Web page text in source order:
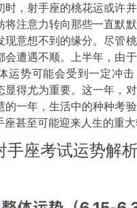
，射手座的桃花运或许并
将注意力转向那些一直默
现意想不到的缘分。尽管
会遭遇不顺。上半年，由
运势可能会受到一定冲击
得尤为重要。这一年，对
的一年，生活中的种种考
甚至可能迎来人生的重大
手座考试运势解析